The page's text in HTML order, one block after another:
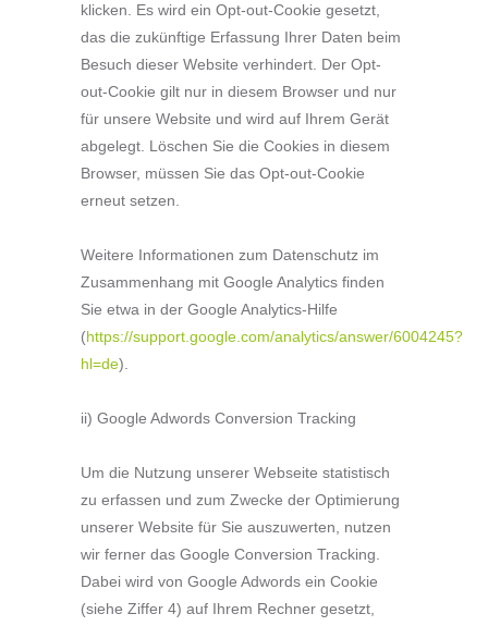
klicken. Es wird ein Opt-out-Cookie gesetzt,
das die zukünftige Erfassung Ihrer Daten beim
Besuch dieser Website verhindert. Der Opt-
out-Cookie gilt nur in diesem Browser und nur
für unsere Website und wird auf Ihrem Gerät
abgelegt. Löschen Sie die Cookies in diesem
Browser, müssen Sie das Opt-out-Cookie
erneut setzen.
Weitere Informationen zum Datenschutz im
Zusammenhang mit Google Analytics finden
Sie etwa in der Google Analytics-Hilfe
(https://support.google.com/analytics/answer/6004245?
hl=de).
ii) Google Adwords Conversion Tracking
Um die Nutzung unserer Webseite statistisch
zu erfassen und zum Zwecke der Optimierung
unserer Website für Sie auszuwerten, nutzen
wir ferner das Google Conversion Tracking.
Dabei wird von Google Adwords ein Cookie
(siehe Ziffer 4) auf Ihrem Rechner gesetzt,